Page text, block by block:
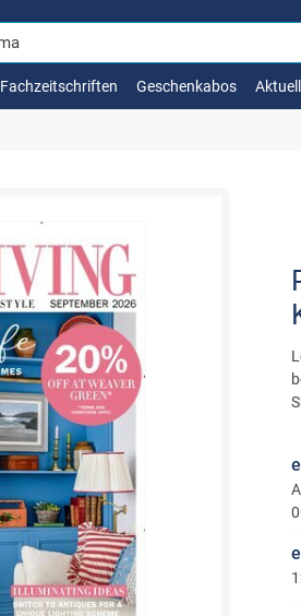
Fachzeitschriften Geschenkabos